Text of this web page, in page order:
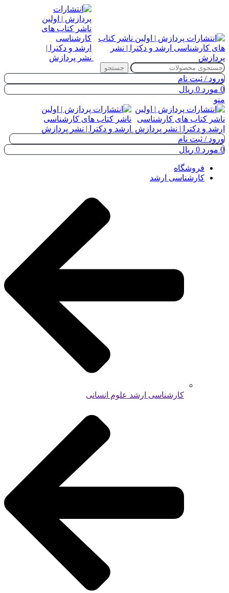
جستجو
ورود / ثبت نام
0 مورد 0 ریال
منو
ورود / ثبت نام
0 مورد 0 ریال
فروشگاه
کارشناسی ارشد
کارشناسی ارشد علوم انسانی